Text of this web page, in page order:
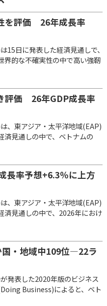
を評価 26年成長率
15日に発表した経済見通しで、
界的な不確実性の中で高い強靭
評価 26年GDP成長率
、東アジア・太平洋地域(EAP)
済見通しの中で、ベトナムの
長率予想+6.3％に上方
、東アジア・太平洋地域(EAP)
済見通しの中で、2026年におけ
・地域中109位―22ラ
発表した2020年版のビジネス
Business)によると、ベト